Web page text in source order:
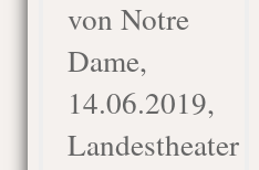
von Notre
Dame,
14.06.2019,
Landestheater